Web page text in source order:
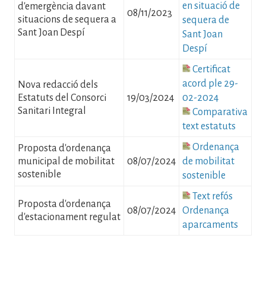
d'emergència davant
situacions de sequera a
Sant Joan Despí
08/11/2023
en situació de
sequera de
Sant Joan
Despí
Nova redacció dels
Estatuts del Consorci
Sanitari Integral
19/03/2024
Fitxer
Certificat
acord ple 29-
02-2024
Fitxer
Comparativa
text estatuts
Proposta d'ordenança
municipal de mobilitat
sostenible
08/07/2024
Fitxer
Ordenança
de mobilitat
sostenible
Proposta d'ordenança
d'estacionament regulat
08/07/2024
Fitxer
Text refós
Ordenança
aparcaments